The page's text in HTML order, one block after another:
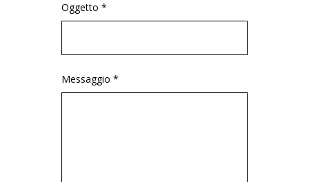
Oggetto *
Messaggio *